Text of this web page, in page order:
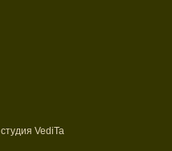
студия VediTa